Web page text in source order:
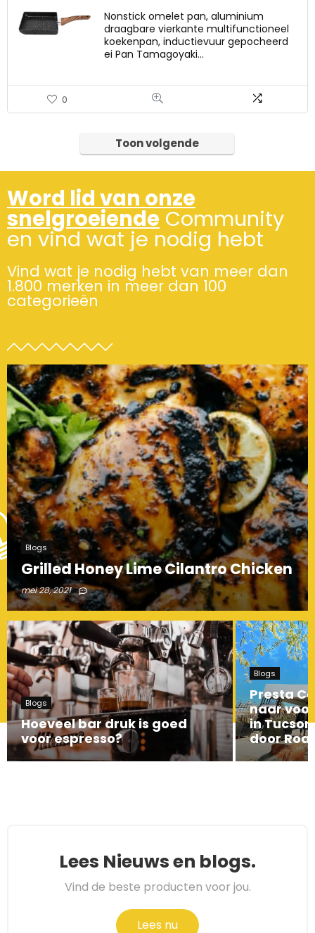
Nonstick omelet pan, aluminium
draagbare vierkante multifunctioneel
koekenpan, inductievuur gepocheerd
ei Pan Tamagoyaki…
0
Toon volgende
Word lid van onze
snelgroeiende Community
en vind wat je nodig hebt
Vind wat je nodig hebt van meer dan
1.800 merken in meer dan 100
categorieën
Blogs
Grilled Honey Lime Cilantro Chicken
mei 28, 2021
Blogs
Hoeveel bar druk is goed
voor espresso?
Blogs
Presta
naar
in
door
Lees Nieuws en blogs.
Vind de beste producten voor jou.
Lees nu